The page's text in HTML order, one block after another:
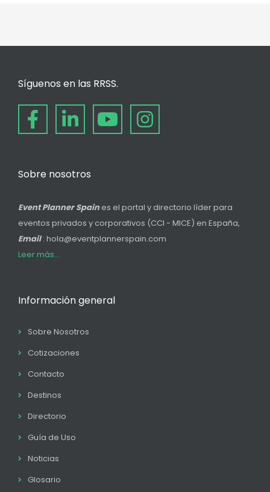
Síguenos en las RRSS.
Sobre nosotros
Event Planner Spain es el portal y directorio líder para
eventos privados y corporativos (CCI - MICE) en España,
Email: hola@eventplannerspain.com
Leer más...
Información general
Sobre Nosotros
Cotizaciones
Contacto
Destinos
Directorio
Guía de Uso
Noticias
Glosario